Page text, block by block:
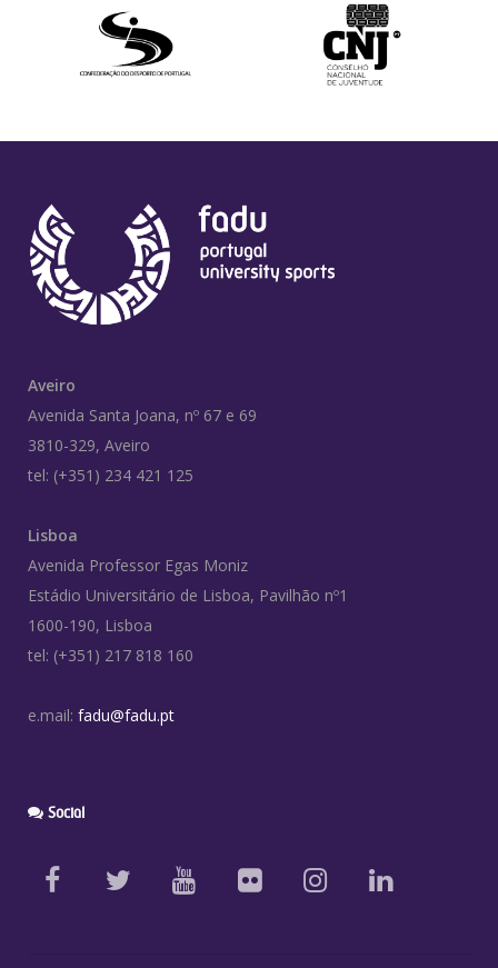
Aveiro
Avenida Santa Joana, nº 67 e 69
3810-329, Aveiro
tel: (+351) 234 421 125
Lisboa
Avenida Professor Egas Moniz
Estádio Universitário de Lisboa, Pavilhão nº1
1600-190, Lisboa
tel: (+351) 217 818 160
e.mail: fadu@fadu.pt
Social